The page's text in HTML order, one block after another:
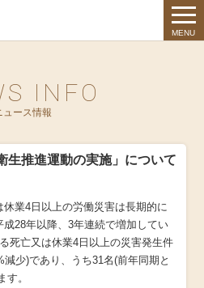
MENU
INFO
ュース情報
生推進運動の実施」について
業4日以上の労働災害は長期的に
28年以降、3年連続で増加してい
死亡又は休業4日以上の災害発生件
少)であり、うち31名(前年同期と
す。